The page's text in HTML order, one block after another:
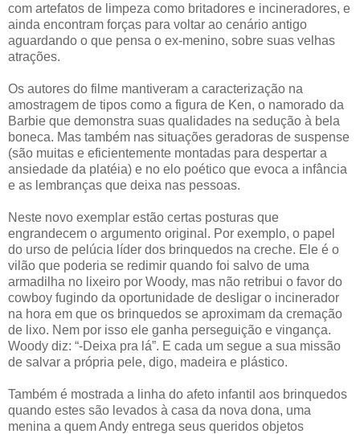
com artefatos de limpeza como britadores e incineradores, e
ainda encontram forças para voltar ao cenário antigo
aguardando o que pensa o ex-menino, sobre suas velhas
atrações.
Os autores do filme mantiveram a caracterização na
amostragem de tipos como a figura de Ken, o namorado da
Barbie que demonstra suas qualidades na sedução à bela
boneca. Mas também nas situações geradoras de suspense
(são muitas e eficientemente montadas para despertar a
ansiedade da platéia) e no elo poético que evoca a infância
e as lembranças que deixa nas pessoas.
Neste novo exemplar estão certas posturas que
engrandecem o argumento original. Por exemplo, o papel
do urso de pelúcia líder dos brinquedos na creche. Ele é o
vilão que poderia se redimir quando foi salvo de uma
armadilha no lixeiro por Woody, mas não retribui o favor do
cowboy fugindo da oportunidade de desligar o incinerador
na hora em que os brinquedos se aproximam da cremação
de lixo. Nem por isso ele ganha perseguição e vingança.
Woody diz: “-Deixa pra lá”. E cada um segue a sua missão
de salvar a própria pele, digo, madeira e plástico.
Também é mostrada a linha do afeto infantil aos brinquedos
quando estes são levados à casa da nova dona, uma
menina a quem Andy entrega seus queridos objetos